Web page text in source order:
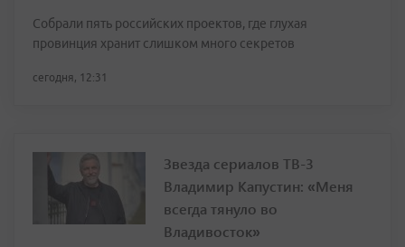
Собрали пять российских проектов, где глухая
провинция хранит слишком много секретов
сегодня, 12:31
Звезда сериалов ТВ-3
Владимир Капустин: «Меня
всегда тянуло во
Владивосток»